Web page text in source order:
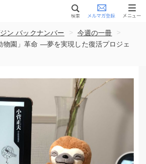
ン バックナンバー > 今週の一冊
>
物園」革命 —夢を実現した復活プロジェ